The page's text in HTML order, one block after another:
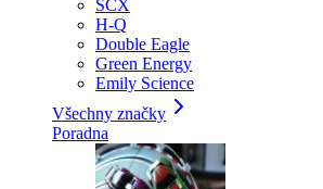
SCX
H-Q
Double Eagle
Green Energy
Emily Science
Všechny značky
Poradna